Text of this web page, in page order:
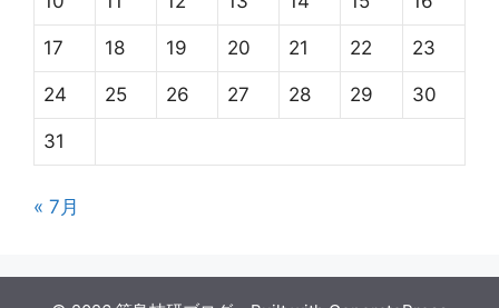
17 18 19 20 21 22 23
24 25 26 27 28 29 30
31
« 7月